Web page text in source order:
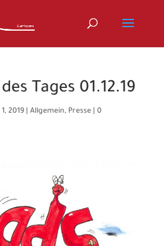
Tages 01.12.19
2019| Allgemein, Presse| 0